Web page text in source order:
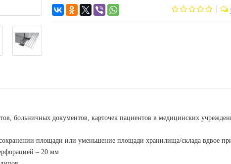
больничных документов, карточек пациентов в медицинских
площади или уменьшение площади хранилища/склада вдвое
– 20 мм